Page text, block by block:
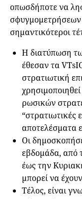
οπωσδήποτε να
σφυγμομετρήσεων
σημαντικότεροι
Η διατύπωση
έθεσαν τα
στρατιωτική
ρωσικών
“στρατιωτικές
αποτελέσματα
Οι
εβδομάδα, από
έως την
μπορεί να
Τέλος, είναι